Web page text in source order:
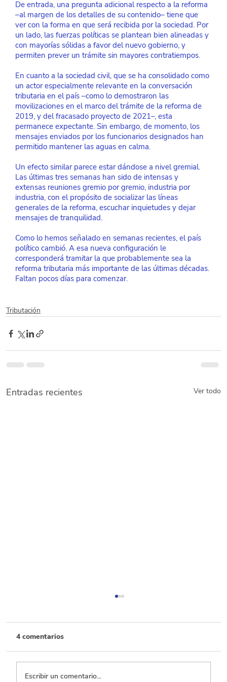
De entrada, una pregunta adicional respecto a la reforma
–al margen de los detalles de su contenido– tiene que
ver con la forma en que será recibida por la sociedad. Por
un lado, las fuerzas políticas se plantean bien alineadas y
con mayorías sólidas a favor del nuevo gobierno, y
permiten prever un trámite sin mayores contratiempos.
En cuanto a la sociedad civil, que se ha consolidado como
un actor especialmente relevante en la conversación
tributaria en el país –como lo demostraron las
movilizaciones en el marco del trámite de la reforma de
2019, y del fracasado proyecto de 2021–, esta
permanece expectante. Sin embargo, de momento, los
mensajes enviados por los funcionarios designados han
permitido mantener las aguas en calma.
Un efecto similar parece estar dándose a nivel gremial.
Las últimas tres semanas han sido de intensas y
extensas reuniones gremio por gremio, industria por
industria, con el propósito de socializar las líneas
generales de la reforma, escuchar inquietudes y dejar
mensajes de tranquilidad.
Como lo hemos señalado en semanas recientes, el país
político cambió. A esa nueva configuración le
corresponderá tramitar la que probablemente sea la
reforma tributaria más importante de las últimas décadas.
Faltan pocos días para comenzar.
Tributación
Entradas recientes Ver todo
4 comentarios
Escribir un comentario...